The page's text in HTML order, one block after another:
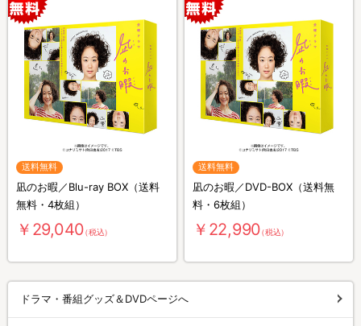
送料無料
凪のお暇／Blu-ray BOX（送料
無料・4枚組）
￥29,040（税込）
送料無料
凪のお暇／DVD-BOX（送料無
料・6枚組）
￥22,990（税込）
ドラマ・番組グッズ＆DVDページへ